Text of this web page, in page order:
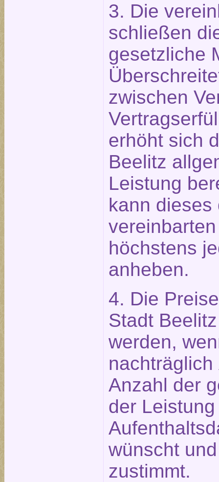
3. Die
schließen
gesetzliche
zwischen
erhöht sich
Beelitz
Leistung
kann dieses
höchstens
anheben.
4. Die
Stadt
werden,
Anzahl der
der
wünscht
zustimmt.